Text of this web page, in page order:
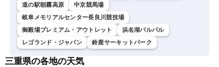
道の駅朝霧高原
中京競馬場
岐阜メモリアルセンター長良川競技場
御殿場プレミアム・アウトレット
浜名湖パルパル
レゴランド・ジャパン
鈴鹿サーキットパーク
三重県の各地の天気